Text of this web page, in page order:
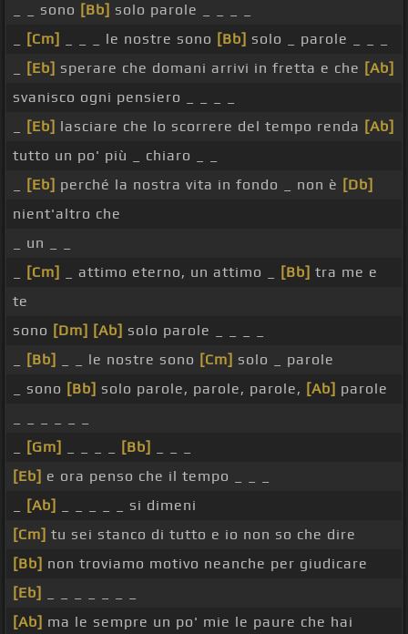
_ _ sono [Bb] solo parole _ _ _ _
[Cm] _ _ _ le nostre sono [Bb] solo _ parole _ _ _
[Eb] sperare che domani arrivi in fretta e che [Ab]
svanisco ogni pensiero _ _ _ _
[Eb] lasciare che lo scorrere del tempo renda [Ab]
tutto un po' più _ chiaro _ _
[Eb] perché la nostra vita in fondo _ non è [Db]
nient'altro che
_ un _ _
[Cm] _ attimo eterno, un attimo _ [Bb] tra me e
te
sono [Dm] [Ab] solo parole _ _ _ _
[Bb] _ _ le nostre sono [Cm] solo _ parole
_ sono [Bb] solo parole, parole, parole, [Ab] parole
[Gm] [Bb]
[Eb] e ora penso che il tempo _ _ _
[Ab]
_ _ _ _ _ si dimeni
[Cm] tu sei stanco di tutto e io non so che dire
[Bb] non troviamo motivo neanche per giudicare
[Eb]
[Ab] ma le sempre un po' mie le paure che hai